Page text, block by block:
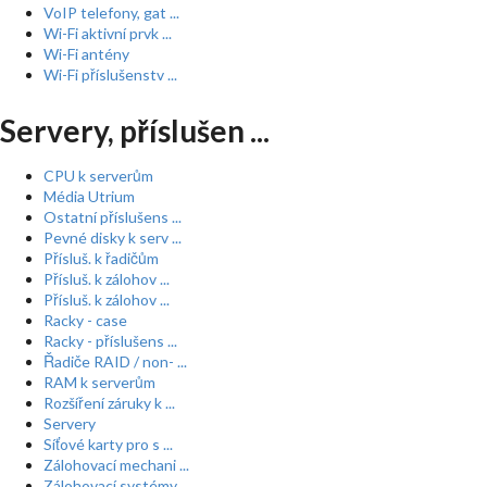
VoIP telefony, gat ...
Wi-Fi aktivní prvk ...
Wi-Fi antény
Wi-Fi příslušenstv ...
Servery, příslušen ...
CPU k serverům
Média Utrium
Ostatní příslušens ...
Pevné disky k serv ...
Přísluš. k řadičům
Přísluš. k zálohov ...
Přísluš. k zálohov ...
Racky - case
Racky - příslušens ...
Řadiče RAID / non- ...
RAM k serverům
Rozšíření záruky k ...
Servery
Síťové karty pro s ...
Zálohovací mechani ...